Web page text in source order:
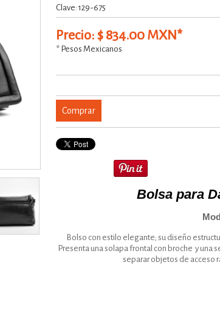
Clave: 129-675
Precio: $ 834.00 MXN*
* Pesos Mexicanos
Comprar
Bolsa para
Bolso con estilo elegante; su diseño
Presenta una solapa frontal con broche y una
separar objetos de acceso